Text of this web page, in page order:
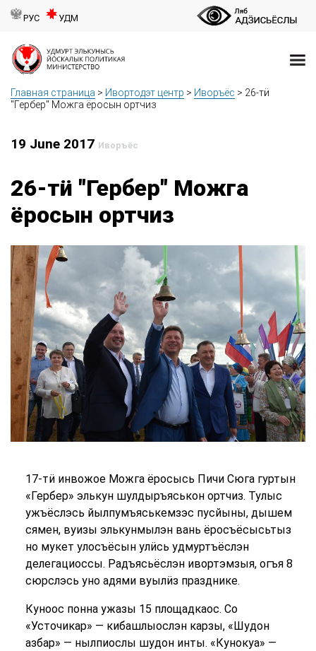
РУС УДМ
Главная страница > Ивортодэт центр > Иворъёс > 26-тӥ
"Гербер" Можга ёросын ортчиз
19 June 2017 Иворъёс
26-тӥ "Гербер" Можга
ёросын ортчиз
17-тӥ инвожое Можга ёросысь Пичи Сюга гуртын
«Гербер» элькун шулдыръяськон ортчиз. Тулыс
ужъёслэсь йылпумъяськемзэс пусйыны, дышем
сямен, вуизы элькунмылэн вань ёросъёсысьтыз
но мукет улосъёсын улӥсь удмуртъёслэн
делегациоссы. Радъясьёслэн ивортэмзыя, огъя 8
сюрслэсь уно адями вуылӥз празднике.
Куноос понна ужазы 15 площадкаос. Со
«Усточикар» — кибашлыослэн карзы, «Шудон
азбар» — нылпиослы шудон инты. «Кунокуа» —